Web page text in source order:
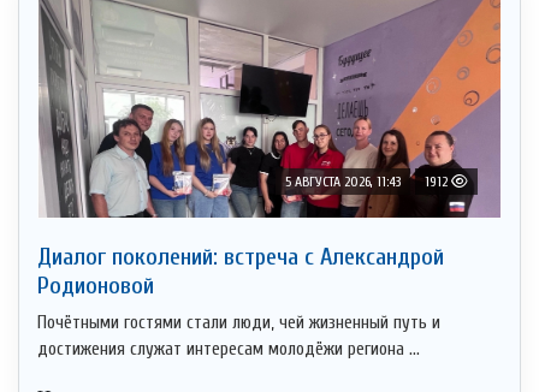
5 АВГУСТА 2026, 11:43 1912
Диалог поколений: встреча с Александрой
Родионовой
Почётными гостями стали люди, чей жизненный путь и
достижения служат интересам молодёжи региона ...